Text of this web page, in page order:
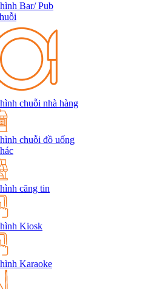
Bar/ Pub
chuỗi nhà hàng
chuỗi đồ uống
căng tin
Kiosk
Karaoke